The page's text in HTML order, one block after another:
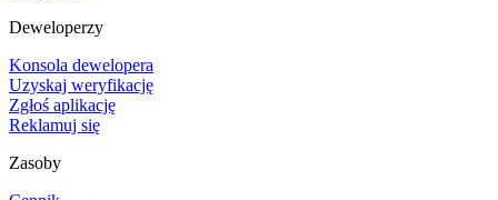
Deweloperzy
Konsola dewelopera
Uzyskaj weryfikację
Zgłoś aplikację
Reklamuj się
Zasoby